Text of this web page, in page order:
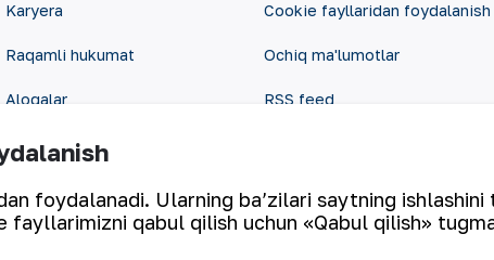
Karyera
Raqamli hukumat
Aloqalar
Sayt xaritasi
Cookie fayllaridan foydalanish
Ochiq ma'lumotlar
RSS feed
foydalanadi. Ularning ba’zilari saytning
fayllarimizni qabul qilish uchun «Qabul qilish»